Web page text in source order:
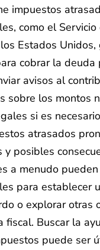
impuestos
como el
Estados
cobrar la deuda
avisos al
sobre los montos
si es
atrasados
posibles
a menudo
para establecer
o explorar otras
fiscal. Buscar la
puede ser